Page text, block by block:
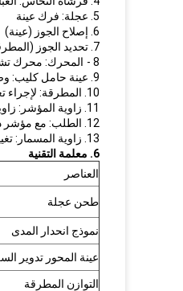
5. عجلة: فرك عينة
6. إصلاح الجوز (عينة)
7. تحديد الجوز (المطرقة)
8 -
المحرك: محرك
9. عينة حامل كليب: وضع العينة
10. المطرقة: لإجراء تعديلات لجعل عجلة التوازن.
11. زاوية المؤشر: زاوية تشير إلى زاوية العينة، ومن المقرر إجراء اختبار أكثر عمومية إلى 15
12. الطلب: مع مؤشر دبوس يشير إلى مقياس زاوية.
13. زاوية المسمار: تغيير حجم الميل من عينة الاختبار
6. معلمة التقنية
العناصر
طحن عجلة
نموذج انحدار المدى
عينة المحور تدوير
التوازن المطرقة